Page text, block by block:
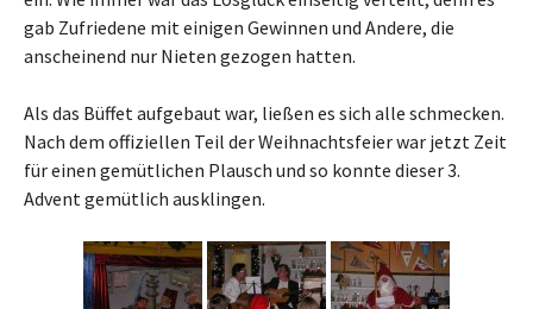
gab Zufriedene mit einigen Gewinnen und Andere, die
anscheinend nur Nieten gezogen hatten.
Als das Büffet aufgebaut war, ließen es sich alle schmecken.
Nach dem offiziellen Teil der Weihnachtsfeier war jetzt Zeit
für einen gemütlichen Plausch und so konnte dieser 3.
Advent gemütlich ausklingen.